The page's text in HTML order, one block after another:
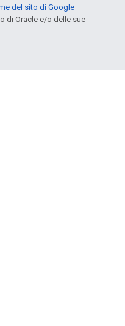
del sito di Google
di Oracle e/o delle sue